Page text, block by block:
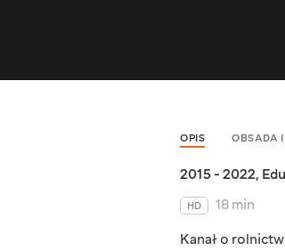
OPIS OBSADA
2015 - 2022,
HD
18 min
Kanał o